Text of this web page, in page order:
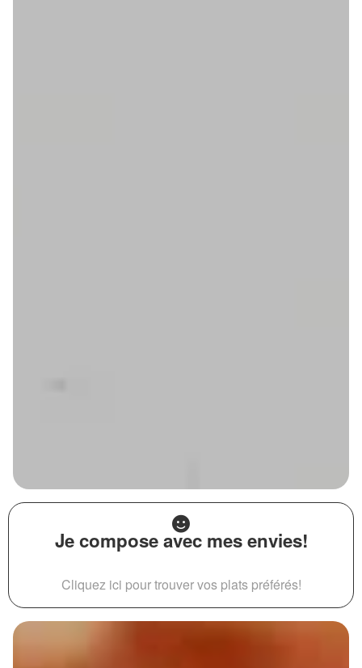
Je compose avec mes envies!
Cliquez ici pour trouver vos plats préférés!